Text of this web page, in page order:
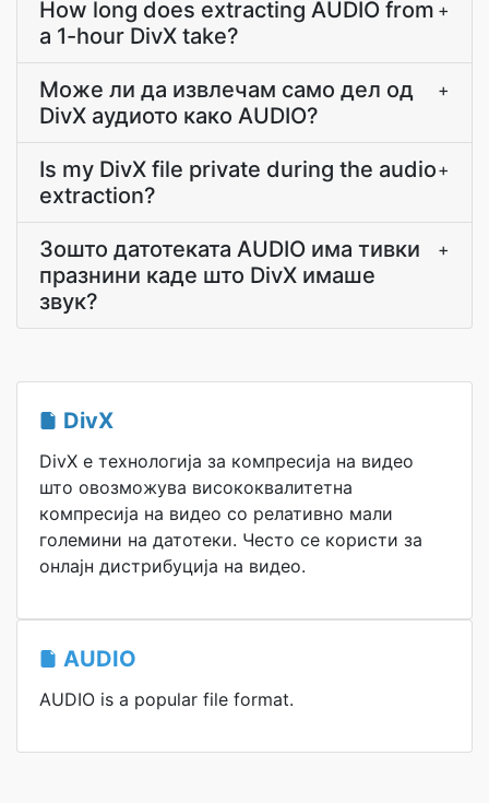
How long does extracting AUDIO from
a 1-hour DivX take?
+
Може ли да извлечам само дел од
DivX аудиото како AUDIO?
+
Is my DivX file private during the audio
extraction?
+
Зошто датотеката AUDIO има тивки
празнини каде што DivX имаше
звук?
+
DivX
DivX е технологија за компресија на видео
што овозможува висококвалитетна
компресија на видео со релативно мали
големини на датотеки. Често се користи за
онлајн дистрибуција на видео.
AUDIO
AUDIO is a popular file format.